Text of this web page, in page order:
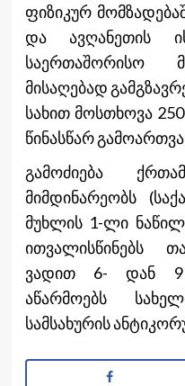
ფიზიკურ
და ავღანეთის
საერთაშორისო
მისაღებად
სახით მოსთხოვა
წინასწარ
გამოძიება
მიმდინარეობს
მუხლის 1-ლი
ითვალისწინებს
ვადით 6- დან 9
აწარმოებს
სამსახურის